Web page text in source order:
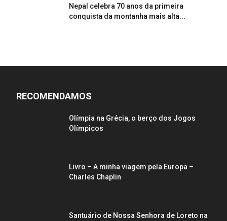
Nepal celebra 70 anos da primeira
conquista da montanha mais alta...
RECOMENDAMOS
Olímpia na Grécia, o berço dos Jogos
Olímpicos
Livro – A minha viagem pela Europa –
Charles Chaplin
Santuário de Nossa Senhora de Loreto na